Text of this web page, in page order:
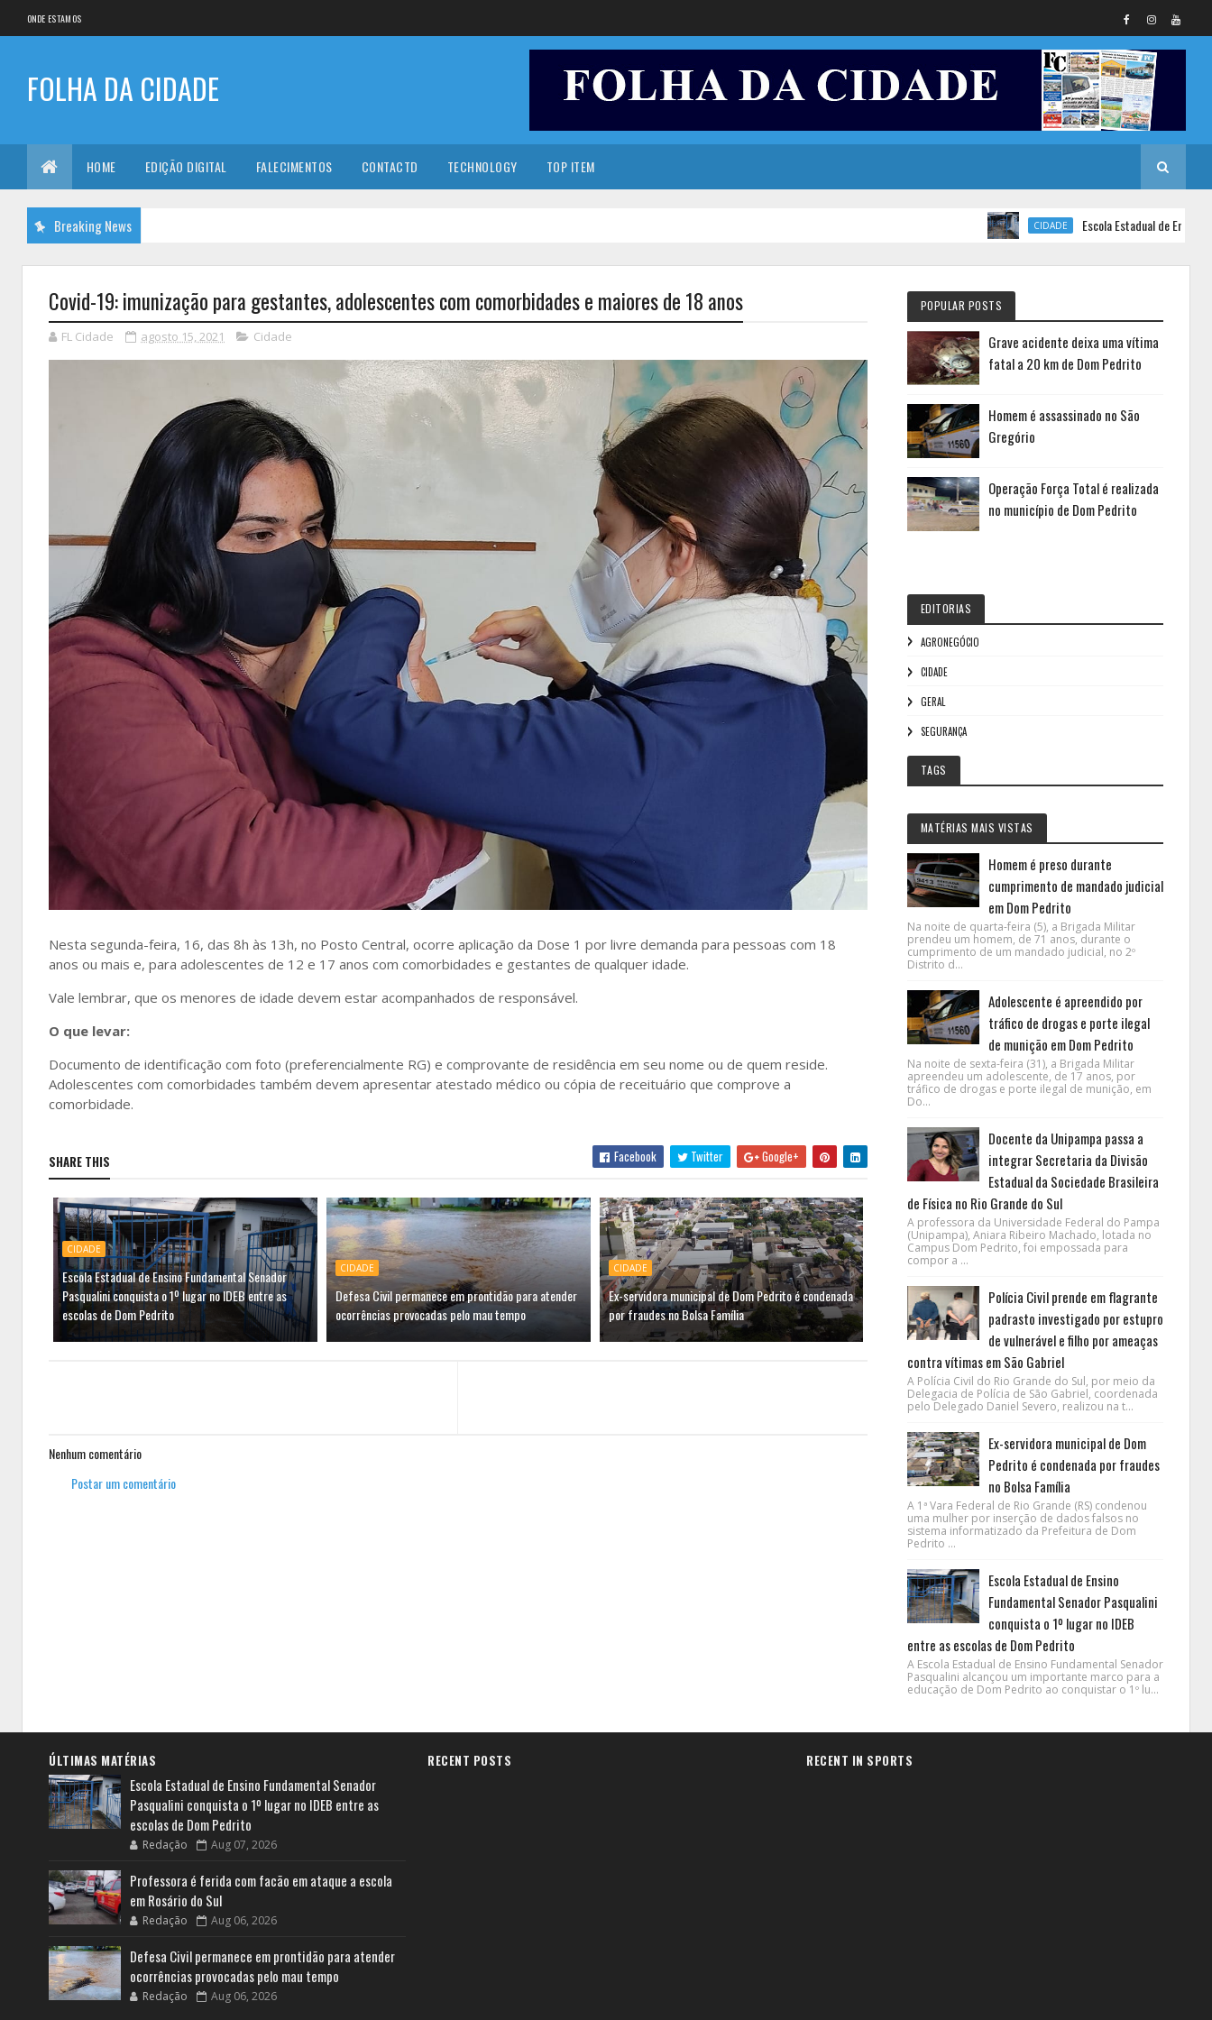
ONDE ESTAMOS
FOLHA DA CIDADE
HOME EDIÇÃO DIGITAL FALECIMENTOS CONTACTD TECHNOLOGY TOP ITEM
Breaking News CIDADE Escola Estadual de Ensino
Covid-19: imunização para gestantes, adolescentes com comorbidades e maiores de 18 anos
FL Cidade agosto 15, 2021 Cidade
Nesta segunda-feira, 16, das 8h às 13h, no Posto Central, ocorre aplicação da Dose 1 por livre demanda para pessoas com 18
anos ou mais e, para adolescentes de 12 e 17 anos com comorbidades e gestantes de qualquer idade.
Vale lembrar, que os menores de idade devem estar acompanhados de responsável.
O que levar:
Documento de identificação com foto (preferencialmente RG) e comprovante de residência em seu nome ou de quem reside.
Adolescentes com comorbidades também devem apresentar atestado médico ou cópia de receituário que comprove a
comorbidade.
SHARE THIS Facebook Twitter Google+
CIDADE
Escola Estadual de Ensino Fundamental Senador
Pasqualini conquista o 1º lugar no IDEB entre as
escolas de Dom Pedrito
CIDADE
Defesa Civil permanece em prontidão para atender
ocorrências provocadas pelo mau tempo
CIDADE
Ex-servidora municipal de Dom Pedrito é condenada
por fraudes no Bolsa Família
Nenhum comentário
Postar um comentário
POPULAR POSTS
Grave acidente deixa uma vítima
fatal a 20 km de Dom Pedrito
Homem é assassinado no São
Gregório
Operação Força Total é realizada
no município de Dom Pedrito
EDITORIAS
AGRONEGÓCIO
CIDADE
GERAL
SEGURANÇA
TAGS
MATÉRIAS MAIS VISTAS
Homem é preso durante
cumprimento de mandado judicial
em Dom Pedrito
Na noite de quarta-feira (5), a Brigada Militar
prendeu um homem, de 71 anos, durante o
cumprimento de um mandado judicial, no 2º
Distrito d...
Adolescente é apreendido por
tráfico de drogas e porte ilegal
de munição em Dom Pedrito
Na noite de sexta-feira (31), a Brigada Militar
apreendeu um adolescente, de 17 anos, por
tráfico de drogas e porte ilegal de munição, em
Do...
Docente da Unipampa passa a
integrar Secretaria da Divisão
Estadual da Sociedade Brasileira
de Física no Rio Grande do Sul
A professora da Universidade Federal do Pampa
(Unipampa), Aniara Ribeiro Machado, lotada no
Campus Dom Pedrito, foi empossada para
compor a ...
Polícia Civil prende em flagrante
padrasto investigado por estupro
de vulnerável e filho por ameaças
contra vítimas em São Gabriel
A Polícia Civil do Rio Grande do Sul, por meio da
Delegacia de Polícia de São Gabriel, coordenada
pelo Delegado Daniel Severo, realizou na t...
Ex-servidora municipal de Dom
Pedrito é condenada por fraudes
no Bolsa Família
A 1ª Vara Federal de Rio Grande (RS) condenou
uma mulher por inserção de dados falsos no
sistema informatizado da Prefeitura de Dom
Pedrito ...
Escola Estadual de Ensino
Fundamental Senador Pasqualini
conquista o 1º lugar no IDEB
entre as escolas de Dom Pedrito
A Escola Estadual de Ensino Fundamental Senador
Pasqualini alcançou um importante marco para a
educação de Dom Pedrito ao conquistar o 1º lu...
ÚLTIMAS MATÉRIAS
Escola Estadual de Ensino Fundamental Senador
Pasqualini conquista o 1º lugar no IDEB entre as
escolas de Dom Pedrito
Redação Aug 07, 2026
Professora é ferida com facão em ataque a escola
em Rosário do Sul
Redação Aug 06, 2026
Defesa Civil permanece em prontidão para atender
ocorrências provocadas pelo mau tempo
Redação Aug 06, 2026
RECENT POSTS RECENT IN SPORTS